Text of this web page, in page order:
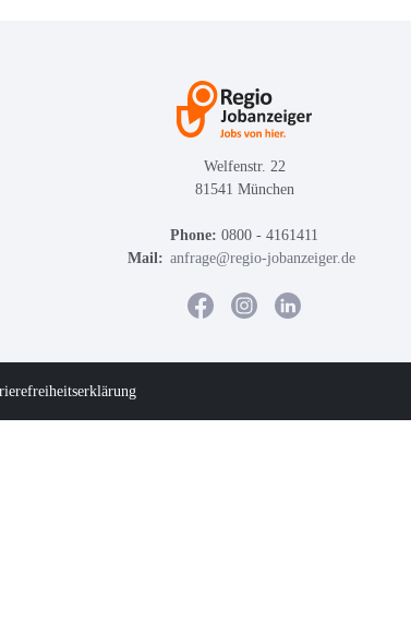
Welfenstr. 22
81541 München
Phone: 0800 - 4161411
Mail: anfrage@regio-jobanzeiger.de